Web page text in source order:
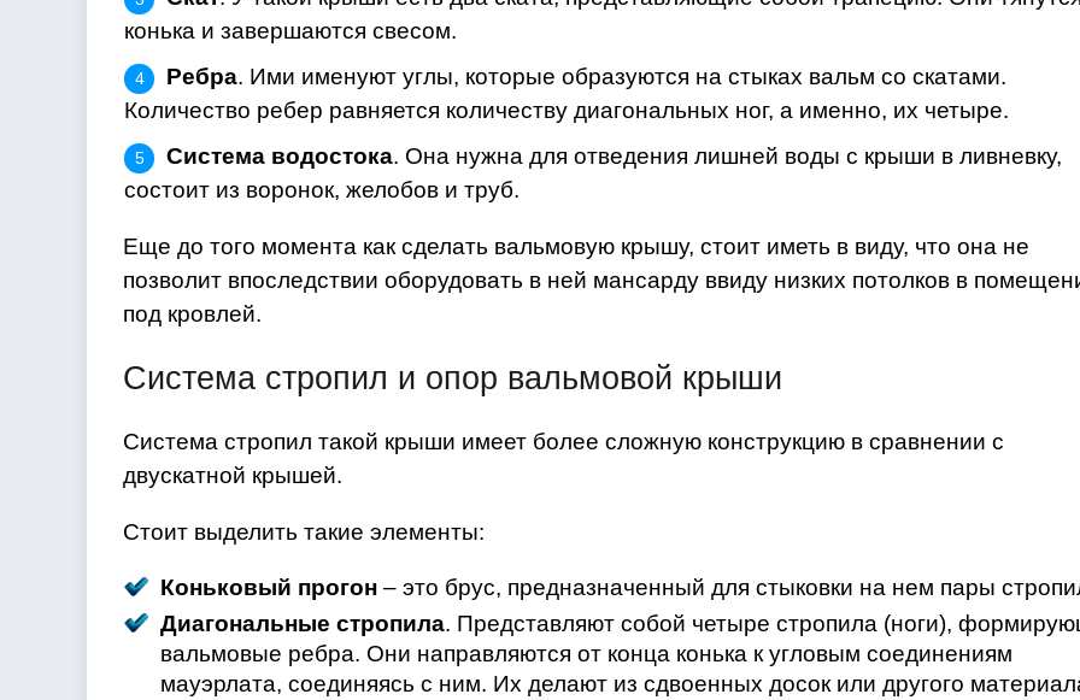
конька и завершаются свесом.
Ребра. Ими именуют углы, которые образуются на стыках вальм со скатами.
Количество ребер равняется количеству диагональных ног, а именно, их четыре.
Система водостока. Она нужна для отведения лишней воды с крыши в ливневку,
состоит из воронок, желобов и труб.
Еще до того момента как сделать вальмовую крышу, стоит иметь в виду, что она не
позволит впоследствии оборудовать в ней мансарду ввиду низких потолков в
под кровлей.
Система стропил и опор вальмовой крыши
Система стропил такой крыши имеет более сложную конструкцию в сравнении с
двускатной крышей.
Стоит выделить такие элементы:
Коньковый прогон – это брус, предназначенный для стыковки на нем пары
Диагональные стропила. Представляют собой четыре стропила (ноги),
вальмовые ребра. Они направляются от конца конька к угловым соединениям
мауэрлата, соединяясь с ним. Их делают из сдвоенных досок или другого